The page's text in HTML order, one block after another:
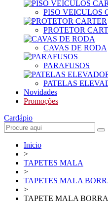
PISO VEICULOS
PROTETOR
CAVAS DE RODA
PARAFUSOS
PATELAS
Novidades
Promoções
Cardápio
Inicio
>
TAPETES MALA
>
TAPETES MALA
>
TAPETE MALA